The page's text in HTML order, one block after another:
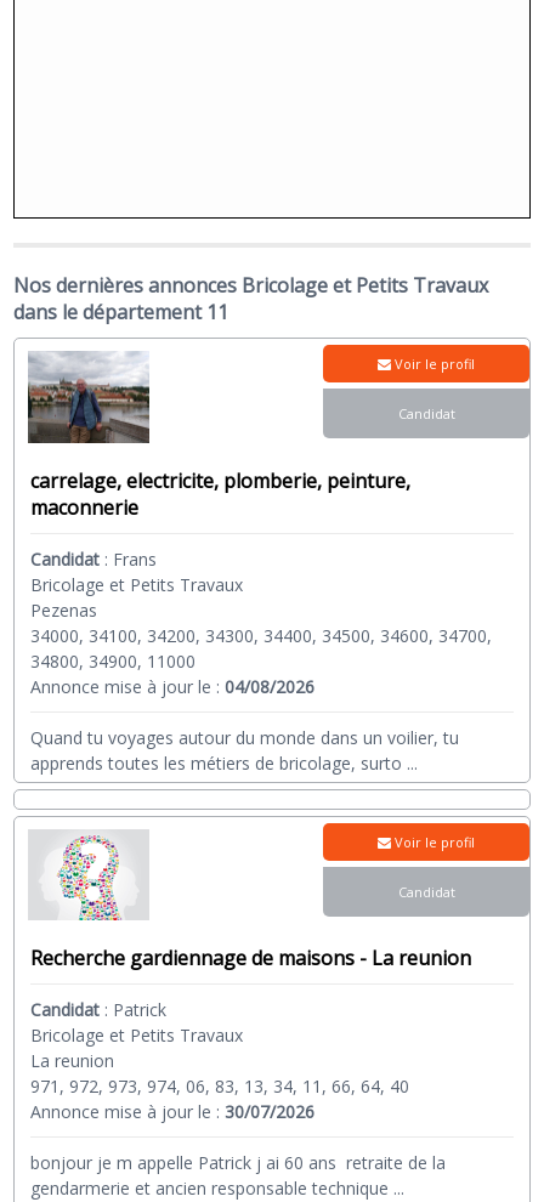
Nos dernières annonces Bricolage et Petits Travaux
dans le département 11
carrelage, electricite, plomberie, peinture,
maconnerie
Candidat : Frans
Bricolage et Petits Travaux
Pezenas
34000, 34100, 34200, 34300, 34400, 34500, 34600, 34700,
34800, 34900, 11000
Annonce mise à jour le :04/08/2026
Quand tu voyages autour du monde dans un voilier, tu
apprends toutes les métiers de bricolage, surto ...
Voir le profil
Candidat
Recherche gardiennage de maisons - La reunion
Candidat : Patrick
Bricolage et Petits Travaux
La reunion
971, 972, 973, 974, 06, 83, 13, 34, 11, 66, 64, 40
Annonce mise à jour le :30/07/2026
bonjour je m appelle Patrick j ai 60 ans retraite de la
gendarmerie et ancien responsable technique ...
Voir le profil
Candidat